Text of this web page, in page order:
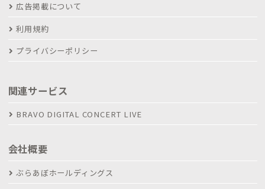
広告掲載について
利用規約
プライバシーポリシー
関連サービス
BRAVO DIGITAL CONCERT LIVE
会社概要
ぶらあぼホールディングス